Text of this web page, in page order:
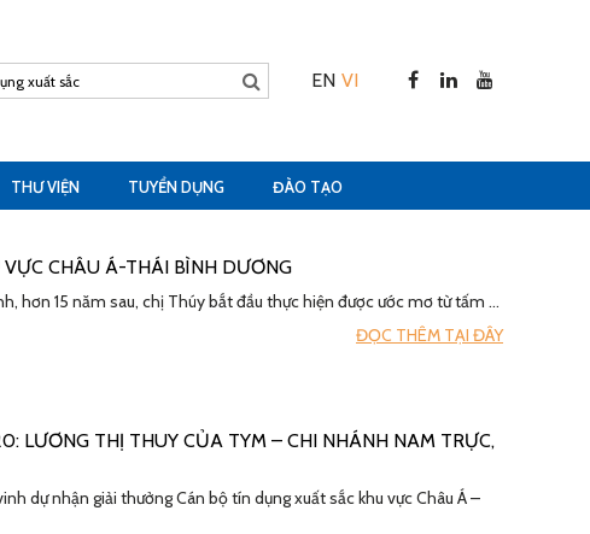
EN VI
THƯ VIỆN TUYỂN DỤNG ĐÀO TẠO
CHÂU Á-THÁI BÌNH DƯƠNG
hơn 15 năm sau, chị Thúy bắt đầu thực hiện được ước mơ từ tấm …
ĐỌC THÊM TẠI ĐÂY
LƯƠNG THỊ THUY CỦA TYM – CHI NHÁNH NAM TRỰC,
dự nhận giải thưởng Cán bộ tín dụng xuất sắc khu vực Châu Á –